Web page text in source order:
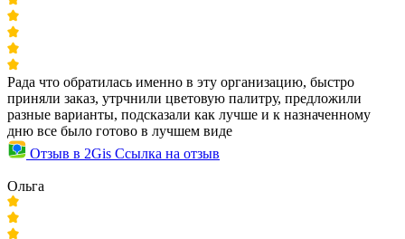
Рада что обратилась именно в эту организацию, быстро
приняли заказ, утрчнили цветовую палитру, предложили
разные варианты, подсказали как лучше и к назначенному
дню все было готово в лучшем виде
Отзыв в 2Gis Ссылка на отзыв
Ольга